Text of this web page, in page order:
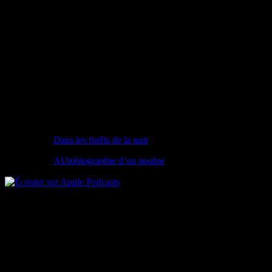
Dans les forêts de la nuit
AUtobiographie d’un poulpe